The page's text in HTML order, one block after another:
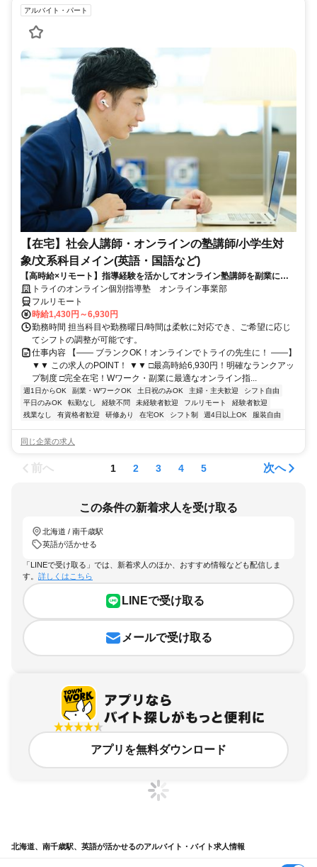
アルバイト・パート
【在宅】社会人講師・オンラインの塾講師/小学生対
象/文系科目メイン(英語・国語など)
【高時給×リモート】指導経験を活かしてオンライン塾講師を副業に！
週1～OK！
トライのオンライン個別指導塾 オンライン事業部
フルリモート
時給1,430円～6,930円
勤務時間 担当科目や勤務曜日/時間は柔軟に対応でき、ご希望に応じ
てシフトの調整が可能です。
仕事内容 【―― ブランクOK！オンラインでトライの先生に！ ――】
▼▼ この求人のPOINT！ ▼▼ □最高時給6,930円！明確なランクアッ
プ制度 □完全在宅！Wワーク・副業に最適なオンライン指...
週1日からOK 副業・WワークOK 土日祝のみOK 主婦・主夫歓迎
シフト自由
平日のみOK
転勤なし 経験不問 未経験者歓迎 フルリモート
経験者歓迎
残業なし
有資格者歓迎 研修あり 在宅OK シフト制 週4日以上OK 服装自由
同じ企業の求人
前へ 1 2 3 4 5 次へ
この条件の新着求人を受け取る
北海道 / 南千歳駅
英語が活かせる
「LINEで受け取る」では、新着求人のほか、おすすめ情報なども配信しま
す。 詳しくはこちら
LINEで受け取る
メールで受け取る
アプリを無料ダウンロード
北海道、南千歳駅、英語が活かせるのアルバイト・バイト求人情報